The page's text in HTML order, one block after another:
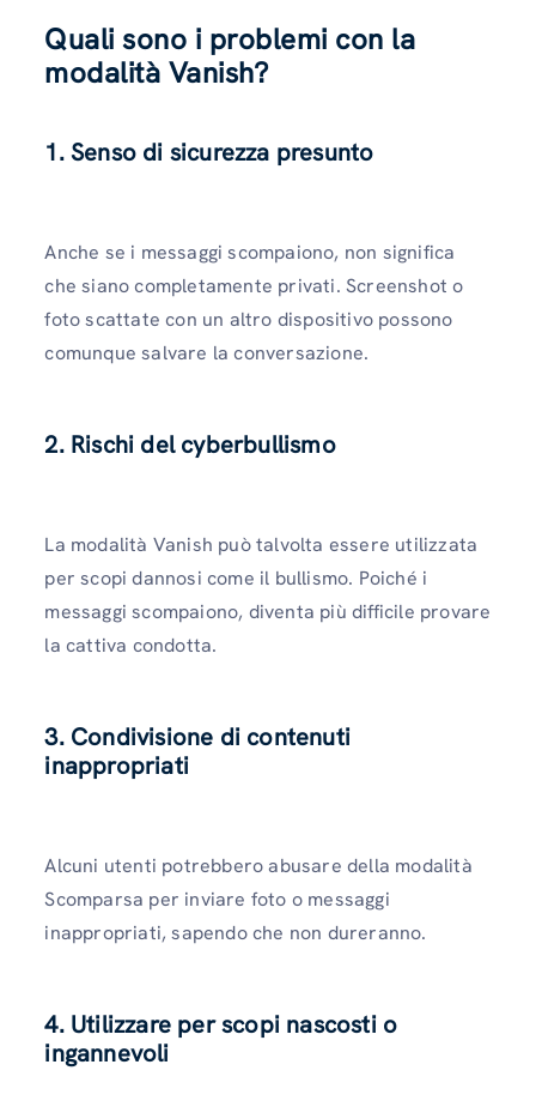
Quali sono i problemi con la
modalità Vanish?
1. Senso di sicurezza presunto
Anche se i messaggi scompaiono, non significa
che siano completamente privati. Screenshot o
foto scattate con un altro dispositivo possono
comunque salvare la conversazione.
2. Rischi del cyberbullismo
La modalità Vanish può talvolta essere utilizzata
per scopi dannosi come il bullismo. Poiché i
messaggi scompaiono, diventa più difficile provare
la cattiva condotta.
3. Condivisione di contenuti
inappropriati
Alcuni utenti potrebbero abusare della modalità
Scomparsa per inviare foto o messaggi
inappropriati, sapendo che non dureranno.
4. Utilizzare per scopi nascosti o
ingannevoli